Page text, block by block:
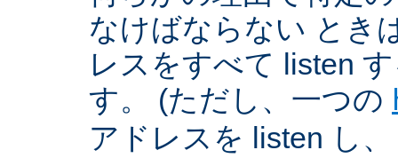
なけばならない とき
レスをすべて listen
す。 (ただし、一つの
アドレスを listen し